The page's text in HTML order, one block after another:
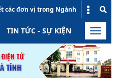
các đơn vị trong Ngành
TIN TỨC - SỰ KIỆN HOẠT
Toggle